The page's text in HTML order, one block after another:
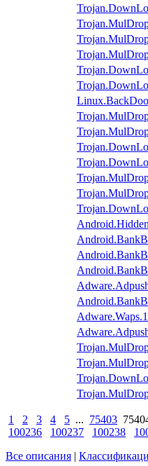
1 2 3 4 5 ... 75403
100236
100237 100238
Все описания |